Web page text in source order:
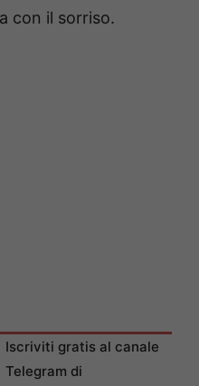
con il sorriso.
Iscriviti gratis al canale
Telegram di